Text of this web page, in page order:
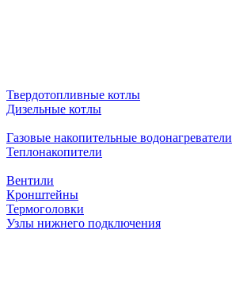
Твердотопливные котлы
Дизельные котлы
Газовые накопительные водонагреватели
Теплонакопители
Вентили
Кронштейны
Термоголовки
Узлы нижнего подключения